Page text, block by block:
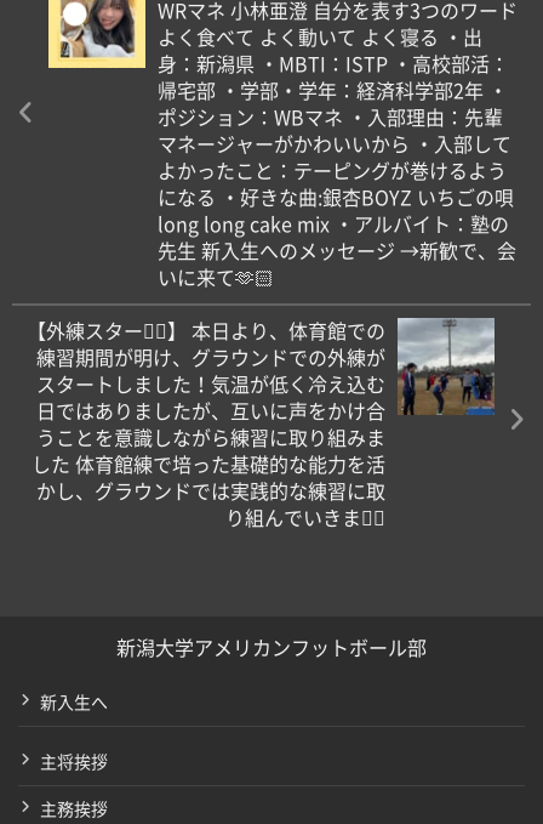
WRマネ 小林亜澄 自分を表す3つのワード
️よく食べて ️よく動いて ️よく寝る ・出
身：新潟県 ・MBTI：ISTP ・高校部活：
帰宅部 ・学部・学年：経済科学部2年 ・
ポジション：WBマネ ・入部理由：先輩
マネージャーがかわいいから ・入部して
よかったこと：テーピングが巻けるよう
になる ・好きな曲:銀杏BOYZ いちごの唄
long long cake mix ・アルバイト：塾の
先生 新入生へのメッセージ →新歓で、会
いに来て🫶🏻
【️外練スタート🏻】 本日より、体育館での
練習期間が明け、グラウンドでの外練が
スタートしました！気温が低く冷え込む
日ではありましたが、互いに声をかけ合
うことを意識しながら練習に取り組みま
した 体育館練で培った基礎的な能力を活
かし、グラウンドでは実践的な練習に取
り組んでいきます🏻
新潟大学アメリカンフットボール部
新入生へ
主将挨拶
主務挨拶